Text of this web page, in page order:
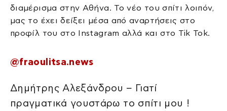
διαμέρισμα στην Αθήνα. Το νέο του σπίτι λοιπόν,
μας το έχει δείξει μέσα από αναρτήσεις στο
προφίλ του στο Instagram αλλά και στο Tik Tok.
@fraoulitsa.news
Δημήτρης Αλεξάνδρου – Γιατί
πραγματικά γουστάρω το σπίτι μου !